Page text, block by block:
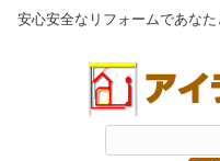
安心安全なリフォームであな